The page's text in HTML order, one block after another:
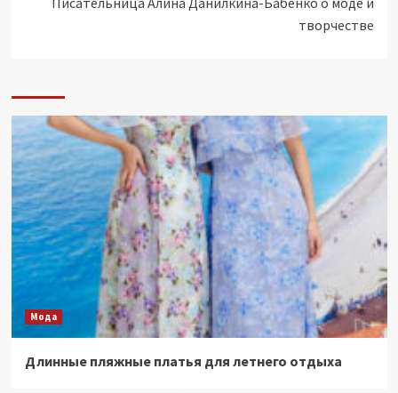
творчестве
Мода
Длинные пляжные платья для летнего отдыха